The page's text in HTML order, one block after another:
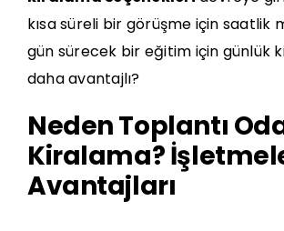
kısa süreli bir görüşme için saatlik
gün sürecek bir eğitim için günlük
daha avantajlı?
Neden Toplantı
Kiralama?
Avantajları